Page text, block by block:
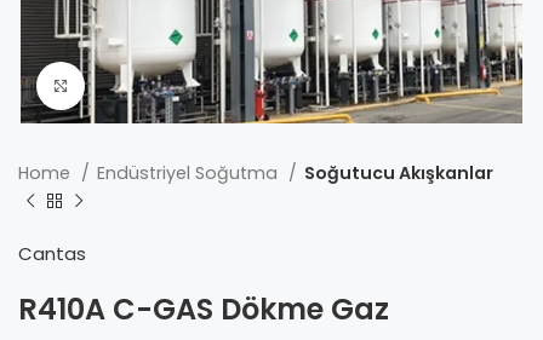
Click to enlarge
Home Endüstriyel Soğutma Soğutucu Akışkanlar
Cantas
R410A C-GAS Dökme Gaz